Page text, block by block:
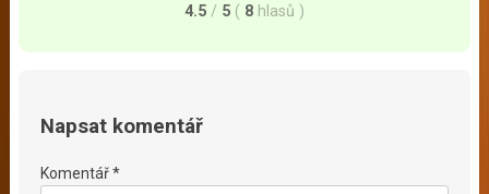
4.5 / 5 ( 8 hlasů )
Napsat komentář
Komentář *